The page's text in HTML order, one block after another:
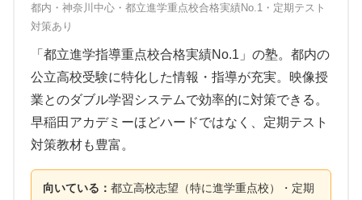
都内・神奈川中心・都立進学重点校合格実績No.1・定期テスト
対策あり
「都立進学指導重点校合格実績No.1」の塾。都内の
公立高校受験に特化した情報・指導が充実。映像授
業とのダブル学習システムで効率的に対策できる。
早稲田アカデミーほどハードではなく、定期テスト
対策教材も豊富。
向いている： 都立高校志望（特に進学重点校）・定期